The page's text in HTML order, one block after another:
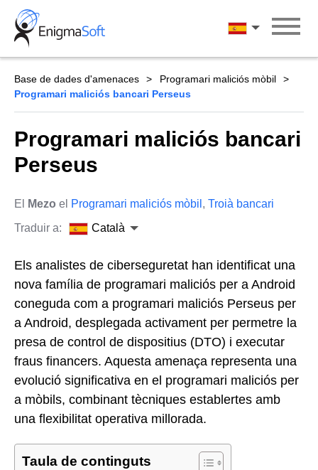
Skip
content
Català
Base de dades d'amenaces
Programari maliciós mòbil
Programari maliciós bancari Perseus
Programari maliciós bancari
Perseus
El Mezo el Programari maliciós mòbil , Troià bancari
Traduir a:
Català
Els analistes de ciberseguretat han identificat una
nova família de programari maliciós per a Android
coneguda com a programari maliciós Perseus per
a Android, desplegada activament per permetre la
presa de control de dispositius (DTO) i executar
fraus financers. Aquesta amenaça representa una
evolució significativa en el programari maliciós per
a mòbils, combinant tècniques establertes amb
una flexibilitat operativa millorada.
Taula de continguts